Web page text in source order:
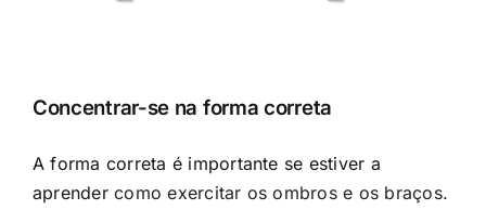
Concentrar-se na forma correta
A forma correta é importante se estiver a
aprender como exercitar os ombros e os braços.